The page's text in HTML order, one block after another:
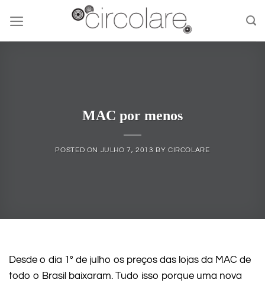
content
MAC por menos
POSTED ON JULHO 7, 2013 BY CIRCOLARE
Desde o dia 1° de julho os preços das lojas da MAC de
todo o Brasil baixaram. Tudo isso porque uma nova